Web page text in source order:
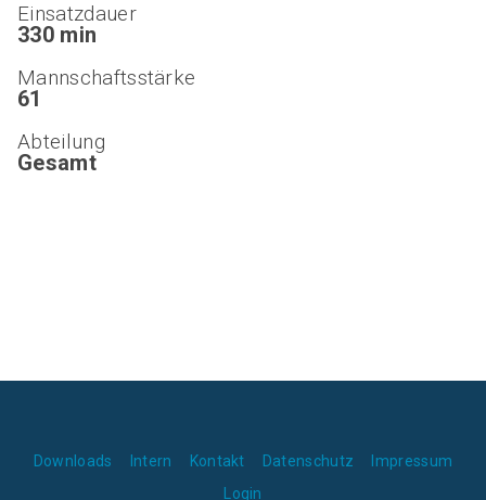
Einsatzdauer
330 min
Mannschaftsstärke
61
Abteilung
Gesamt
Downloads Intern Kontakt Datenschutz
Impressum
Login